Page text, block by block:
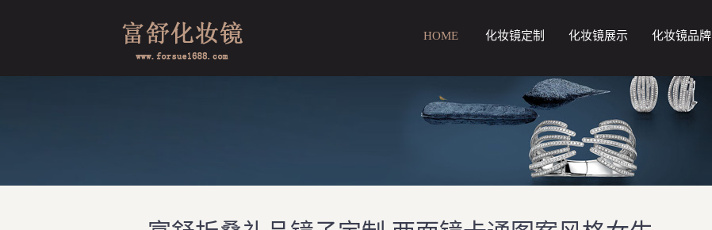
HOME 化妆镜定制 化妆镜展示 化妆镜品牌